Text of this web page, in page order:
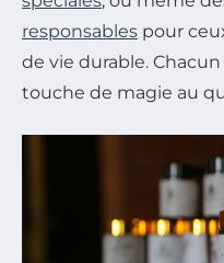
responsables pour
de vie durable.
touche de magie au